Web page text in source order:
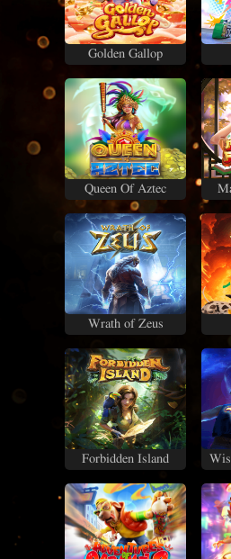
Golden Gallop
Queen Of Aztec
Wrath of Zeus
Forbidden Island